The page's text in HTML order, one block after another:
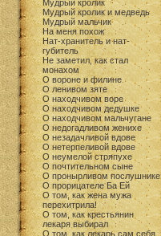
Мудрый кролик
Мудрый кролик и медведь
Мудрый мальчик
На меня похож
Нат-хранитель и нат-
губитель
Не заметил, как стал
монахом
О вороне и филине
О ленивом зяте
О находчивом воре
О находчивом дедушке
О находчивом мальчугане
О недогадливом женихе
О незадачливой вдове
О нетерпеливой вдове
О неумелой стряпухе
О почтительном сыне
О пронырливом послушнике
О прорицателе Ба Ей
О том, как жена мужа
перехитрила!
О том, как крестьянин
лекаря выбирал
О том, как лекарь сам себя